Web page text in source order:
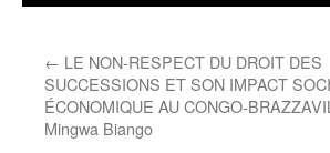
← LE NON-RESPECT DU DROIT DES
SUCCESSIONS ET SON IMPACT
ÉCONOMIQUE AU CONGO-
Mingwa Biango